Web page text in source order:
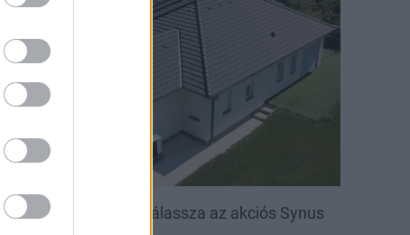
Döntsön könnyedén: válassza az akciós Synus